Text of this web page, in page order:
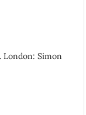
London: Simon